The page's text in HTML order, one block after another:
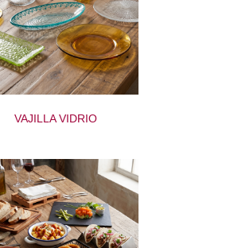
VAJILLA VIDRIO